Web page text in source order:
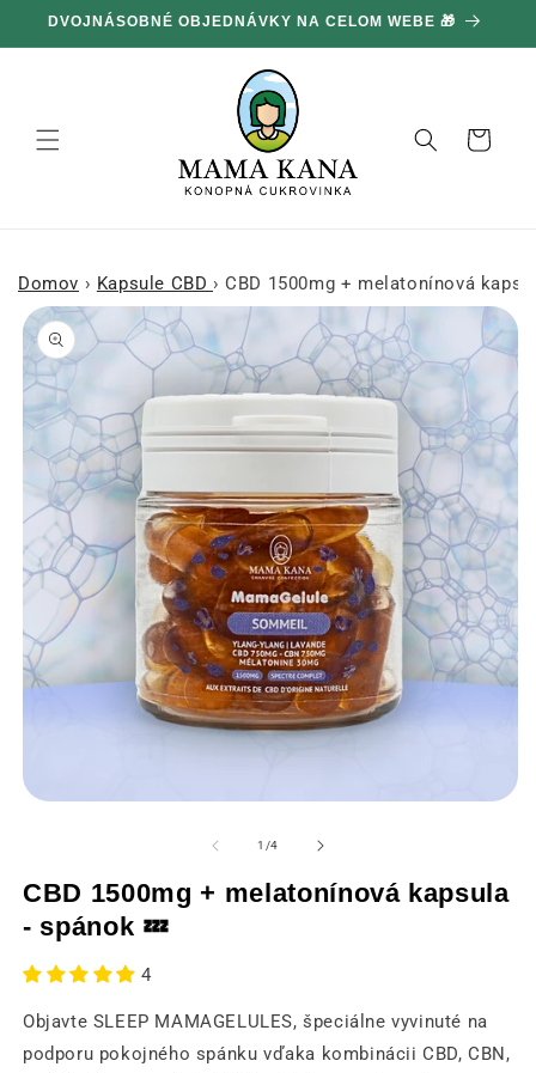
a prejsť
na obsah
DVOJNÁSOBNÉ OBJEDNÁVKY NA CELOM WEBE 🎁
Košík
Domov › Kapsule CBD › CBD 1500mg + melatonínová
Prejsť na
informácie
o produkte
modálnom
okne
1 /z4
CBD 1500mg + melatonínová kapsula
- spánok 💤
4
Objavte SLEEP MAMAGELULES, špeciálne vyvinuté na
podporu pokojného spánku vďaka kombinácii CBD, CBN,